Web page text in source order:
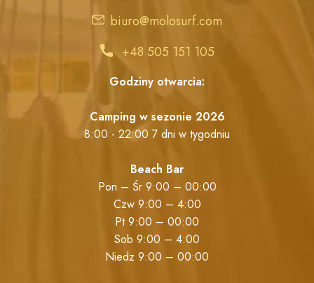
biuro@molosurf.com
+48 505 151 105
Godziny otwarcia:
Camping w sezonie 2026
8:00 - 22:00 7 dni w tygodniu
Beach Bar
Pon – Śr 9:00 – 00:00
Czw 9:00 – 4:00
Pt 9:00 – 00:00
Sob 9:00 – 4:00
Niedz 9:00 – 00:00